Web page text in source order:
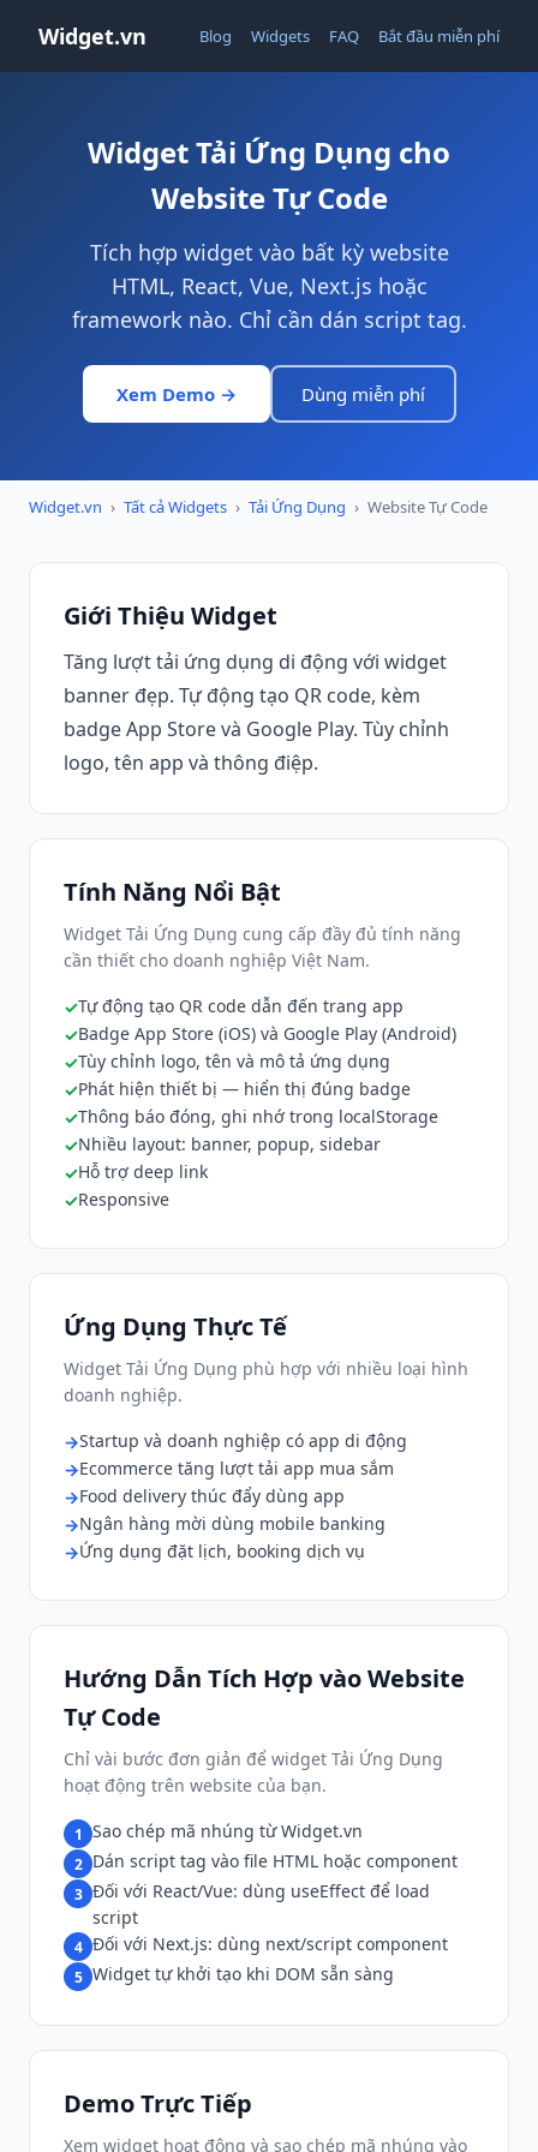
Widget.vn Blog Widgets FAQ Bắt đầu miễn phí
Widget Tải Ứng Dụng cho
Website Tự Code
Tích hợp widget vào bất kỳ website
HTML, React, Vue, Next.js hoặc
framework nào. Chỉ cần dán script tag.
Xem Demo → Dùng miễn phí
Widget.vn › Tất cả Widgets › Tải Ứng Dụng › Website Tự Code
Giới Thiệu Widget
Tăng lượt tải ứng dụng di động với widget
banner đẹp. Tự động tạo QR code, kèm
badge App Store và Google Play. Tùy chỉnh
logo, tên app và thông điệp.
Tính Năng Nổi Bật
Widget Tải Ứng Dụng cung cấp đầy đủ tính năng
cần thiết cho doanh nghiệp Việt Nam.
Tự động tạo QR code dẫn đến trang app
Badge App Store (iOS) và Google Play (Android)
Tùy chỉnh logo, tên và mô tả ứng dụng
Phát hiện thiết bị — hiển thị đúng badge
Thông báo đóng, ghi nhớ trong localStorage
Nhiều layout: banner, popup, sidebar
Hỗ trợ deep link
Responsive
Ứng Dụng Thực Tế
Widget Tải Ứng Dụng phù hợp với nhiều loại hình
doanh nghiệp.
Startup và doanh nghiệp có app di động
Ecommerce tăng lượt tải app mua sắm
Food delivery thúc đẩy dùng app
Ngân hàng mời dùng mobile banking
Ứng dụng đặt lịch, booking dịch vụ
Hướng Dẫn Tích Hợp vào Website
Tự Code
Chỉ vài bước đơn giản để widget Tải Ứng Dụng
hoạt động trên website của bạn.
1 Sao chép mã nhúng từ Widget.vn
2 Dán script tag vào file HTML hoặc component
3 Đối với React/Vue: dùng useEffect để load
script
4 Đối với Next.js: dùng next/script component
5 Widget tự khởi tạo khi DOM sẵn sàng
Demo Trực Tiếp
Xem widget hoạt động và sao chép mã nhúng vào